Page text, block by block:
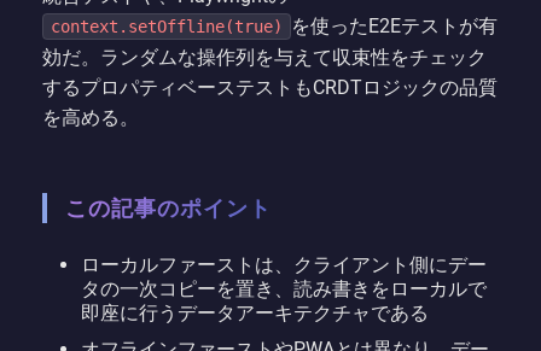
context.setOffline(true)
を使ったE2Eテストが有
効だ。ランダムな操作列を与えて収束性をチェック
するプロパティベーステストもCRDTロジックの品質
を高める。
この記事のポイント
ローカルファーストは、クライアント側にデー
タの一次コピーを置き、読み書きをローカルで
即座に行うデータアーキテクチャである